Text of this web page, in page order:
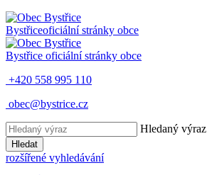
Bystřiceoficiální stránky obce
Bystřice oficiální stránky obce
+420 558 995 110
obec@bystrice.cz
Hledaný výraz
Hledat
rozšířené vyhledávání